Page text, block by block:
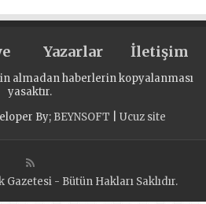
Yazarlar İletişim
almadan haberlerin kopyalanması
yasaktır.
By; BEYNSOFT Ucuz site
- Bütün Hakları Saklıdır.